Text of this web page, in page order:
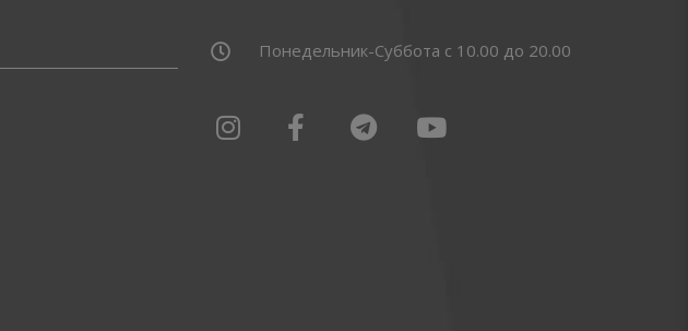
Понедельник-Суббота с 10.00 до 20.00